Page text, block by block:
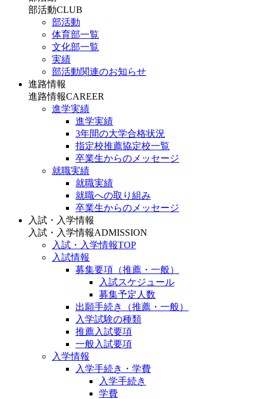
部活動CLUB
部活動
体育部一覧
文化部一覧
実績
部活動関連のお知らせ
進路情報
進路情報CAREER
進学実績
進学実績
3年間の大学合格状況
指定校推薦協定校一覧
卒業生からのメッセージ
就職実績
就職実績
就職への取り組み
卒業生からのメッセージ
入試・入学情報
入試・入学情報ADMISSION
入試・入学情報TOP
入試情報
募集要項（推薦・一般）
入試スケジュール
募集予定人数
出願手続き（推薦・一般）
入学試験の種類
推薦入試要項
一般入試要項
入学情報
入学手続き・学費
入学手続き
学費